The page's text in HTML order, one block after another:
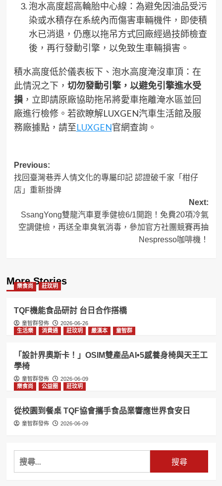
泡水高度超高輪胎中心線：為避免因油品受污
染或水積存在系統內而傷害車輛機件，即使積
水已消退，仍應以拖吊方式回廠經過技師檢查
後，再行發動引擎，以免致生車輛損害。
積水高度低於儀表板下、泡水高度淹沒車頂：在
此情況之下， 切勿發動引擎，以避免引擎進水受
損，立即請原廠協助拖吊將愛車拖離淹水區並回
廠進行檢修。若欲瞭解LUXGEN汽車生活館及服
務廠據點，請至LUXGEN官網查詢。
Post
navigation
Previous:
找回臺灣巷弄人情文化的專屬印記 認證破千家「柑仔
店」重新掛牌
Next:
SsangYong雙龍汽車夏季健檢6/1開跑！免費20項冷氣
空調健檢，再送全車臭氧消毒，參加官方社團競賽再抽
Nespresso咖啡機！
More Stories
樂食尚 莊玟玥
TQF機能食品研討 台日合作搭橋
童智群發佈
2026-06-26
生活樂
消費通 莊玟玥 嚴漢本 童智群
「設計界奧斯卡！」OSIM雙產品AI•5感養身椅與天王工
學椅
童智群發佈
2026-06-09
樂食尚
公益圈 莊玟玥
從校園到餐桌 TQF協會攜手食品業響應世界食安日
童智群發佈 2026-06-09
搜
尋